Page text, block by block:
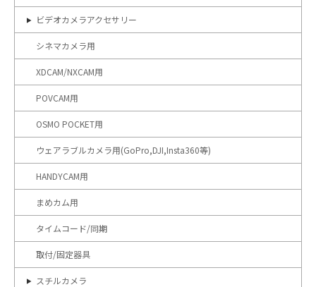
ビデオカメラアクセサリー
シネマカメラ用
XDCAM/NXCAM用
POVCAM用
OSMO POCKET用
ウェアラブルカメラ用(GoPro,DJI,Insta360等)
HANDYCAM用
まめカム用
タイムコード/同期
取付/固定器具
スチルカメラ